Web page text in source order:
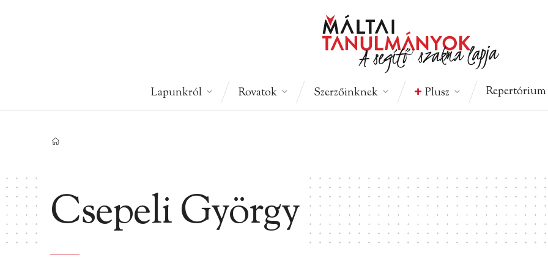
Lapunkról Rovatok Szerzőinknek Plusz Repertórium
Csepeli György